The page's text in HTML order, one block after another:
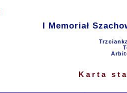
I Memoriał
Karta